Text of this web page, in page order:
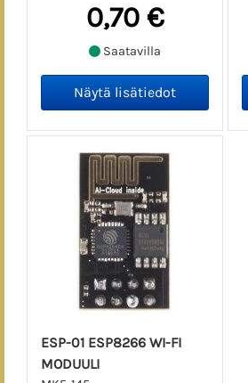
0,70 €
Saatavilla
ESP-01 ESP8266 WI-FI
MODUULI